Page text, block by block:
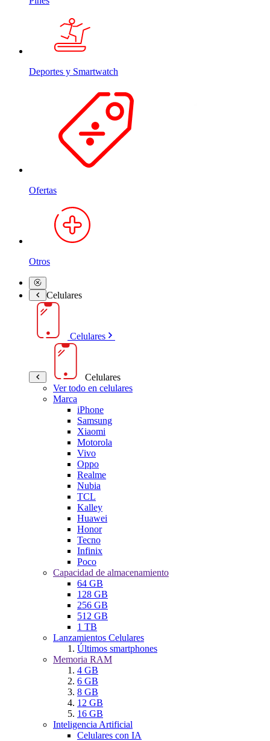
Deportes y Smartwatch
Ofertas
Otros
Celulares
Celulares
Celulares
Ver todo en celulares
Marca
iPhone
Samsung
Xiaomi
Motorola
Vivo
Oppo
Realme
Nubia
TCL
Kalley
Huawei
Honor
Tecno
Infinix
Poco
Capacidad de almacenamiento
64 GB
128 GB
256 GB
512 GB
1 TB
Lanzamientos Celulares
Últimos smartphones
Memoria RAM
4 GB
6 GB
8 GB
12 GB
16 GB
Inteligencia Artificial
Celulares con IA